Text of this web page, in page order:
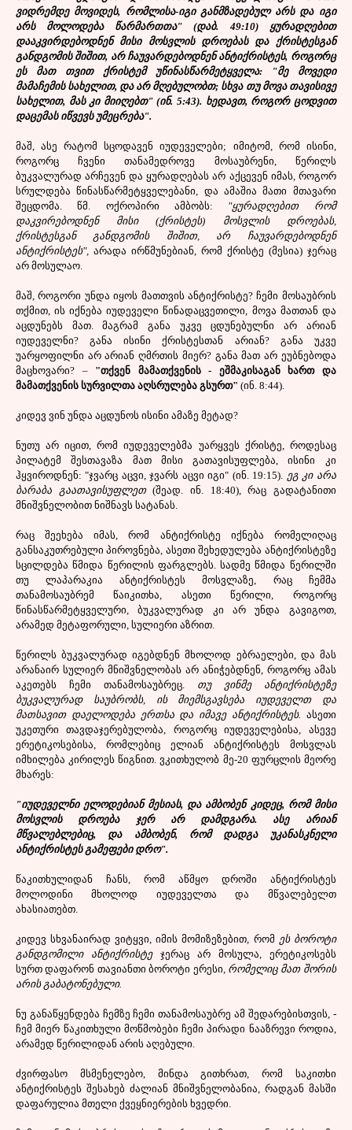
ვიდრემდე მოვიდეს, რომლისა-იგი განმზადებულ არს და იგი
არს მოლოდება წარმართთა" (დაბ. 49:10) ყურადღებით
დააკვირდებოდნენ მისი მოსვლის დროებას და ქრისტესგან
განდგომის შიშით, არ ჩაუვარდებოდნენ ანტიქრისტეს, როგორც
ეს მათ თვით ქრისტემ უწინასწარმეტყველა: "მე მოვედი
მამაჩემის სახელით, და არ მღებულობთ; სხვა თუ მოვა თავისივე
სახელით, მას კი მიიღებთ" (ინ. 5:43). ხედავთ, როგორ ცოდვით
დაცემას იწვევს უმეცრება".
მაშ, ასე რატომ სცოდავენ იუდეველები; იმიტომ, რომ ისინი,
როგორც ჩვენი თანამედროვე მოსაუბრენი, წერილს
ბუკვალურად არჩევენ და ყურადღებას არ აქცევენ იმას, როგორ
სრულდება წინასწარმეტყველებანი, და ამაშია მათი მთავარი
შეცდომა. წმ. ოქროპირი ამბობს: "ყურადღებით რომ
დაკვირებოდნენ მისი (ქრისტეს) მოსვლის დროებას,
ქრისტესგან განდგომის შიშით, არ ჩაუვარდებოდნენ
ანტიქრისტეს", არადა ირწმუნებიან, რომ ქრისტე (მესია) ჯერაც
არ მოსულაო.
მაშ, როგორი უნდა იყოს მათთვის ანტიქრისტე? ჩემი მოსაუბრის
თქმით, ის იქნება იუდეველი წინადაცვეთილი, მოვა მათთან და
აცდუნებს მათ. მაგრამ განა უკვე ცდუნებულნი არ არიან
იუდეველნი? განა ისინი ქრისტესთან არიან? განა უკვე
უარყოფილნი არ არიან ღმრთის მიერ? განა მათ არ ეუბნებოდა
მაცხოვარი? – "თქვენ მამათქვენის - ეშმაკისაგან ხართ და
მამათქვენის სურვილთა აღსრულება გსურთ" (ინ. 8:44).
კიდევ ვინ უნდა აცდუნოს ისინი ამაზე მეტად?
ნუთუ არ იცით, რომ იუდეველებმა უარყვეს ქრისტე, როდესაც
პილატემ შესთავაზა მათ მისი გათავისუფლება, ისინი კი
ჰყვიროდნენ: "ჯვარც აცვი, ჯვარს აცვი იგი" (ინ. 19:15).
ეგ კი არა
ბარაბა გაათავისუფლეთ(შეად. ინ. 18:40), რაც გადატანითი
მნიშვნელობით ნიშნავს სატანას.
რაც შეეხება იმას, რომ ანტიქრისტე იქნება რომელიღაც
განსაკუთრებული პიროვნება, ასეთი შეხედულება ანტიქრისტეზე
სცილდება წმიდა წერილის ფარგლებს. სადმე წმიდა წერილში
თუ ლაპარაკია ანტიქრისტეს მოსვლაზე, რაც ჩემმა
თანამოსაუბრემ წაიკითხა, ასეთი წერილი, როგორც
წინასწარმეტყველური, ბუკვალურად კი არ უნდა გავიგოთ,
არამედ მეტაფორული, სულიერი აზრით.
წერილს ბუკვალურად იგებდნენ მხოლოდ ებრაელები, და მას
არანაირ სულიერ მნიშვნელობას არ ანიჭებდნენ, როგორც ამას
აკეთებს ჩემი თანამოსაუბრეც. თუ ვინმე ანტიქრისტეზე
ბუკვალურად საუბრობს, ის მიემსგავსება იუდეველთ და
მათსავით დაელოდება ერთსა და იმავე ანტიქრისტეს. ასეთი
უკეთური თავდაჯერებულობა, როგორც იუდეველებისა, ასევე
ერეტიკოსებისა, რომლებიც ელიან ანტიქრისტეს მოსვლას
იმხილება კირილეს წიგნით. ვკითხულობ მე-20 ფურცლის მეორე
მხარეს:
"იუდეველნი ელოდებიან მესიას, და ამბობენ კიდეც, რომ მისი
მოსვლის დროება ჯერ არ დამდგარა. ასე არიან
მწვალებლებიც, და ამბობენ, რომ დადგა უკანასკნელი
ანტიქრისტეს გამეფები დრო".
წაკითხულიდან ჩანს, რომ აწმყო დროში ანტიქრისტეს
მოლოდინი მხოლოდ იუდეველთა და მწვალებელთ
ახასიათებთ.
კიდევ სხვანაირად ვიტყვი, იმის მომიზეზებით, რომ ეს ბოროტი
განდგომილი ანტიქრისტე ჯერაც არ მოსულა, ერეტიკოსებს
სურთ დაფარონ თავიანთი ბოროტი ერესი, რომელიც მათ შორის
არის გაბატონებული.
ნუ განაწყენდება ჩემზე ჩემი თანამოსაუბრე ამ შედარებისთვის, -
ჩემ მიერ წაკითხული მოწმობები ჩემი პირადი ნააზრევი როდია,
არამედ წერილიდან არის აღებული.
ძვირფასო მსმენელებო, მინდა გითხრათ, რომ საკითხი
ანტიქრისტეს შესახებ ძალიან მნიშვნელობანია, რადგან მასში
დაფარულია მთელი ქვეყნიერების ხვედრი.